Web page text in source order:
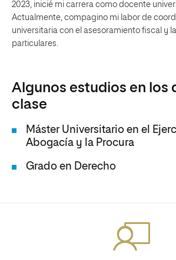
2023, inicié mi carrera como docente
Actualmente, compagino mi labor de
universitaria con el asesoramiento fiscal y
particulares.
Algunos estudios en los
clase
Máster Universitario en el
Abogacía y la Procura
Grado en Derecho